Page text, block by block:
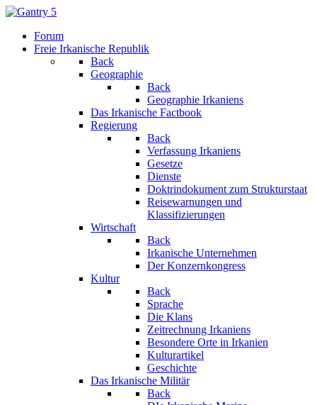
Forum
Freie Irkanische Republik
Back
Geographie
Back
Geographie Irkaniens
Das Irkanische Factbook
Regierung
Back
Verfassung Irkaniens
Gesetze
Dienste
Doktrindokument zum Strukturstaat
Reisewarnungen und
Klassifizierungen
Wirtschaft
Back
Irkanische Unternehmen
Der Konzernkongress
Kultur
Back
Sprache
Die Klans
Zeitrechnung Irkaniens
Besondere Orte in Irkanien
Kulturartikel
Geschichte
Das Irkanische Militär
Back